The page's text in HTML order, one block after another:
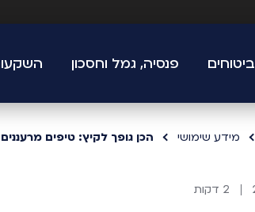
ביטוחים פנסיה, גמל וחסכון
מידע שימושי הכן גופך לקיץ: טיפים
2 דקות